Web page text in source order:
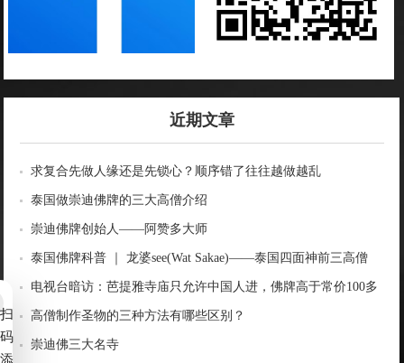
近期文章
求复合先做人缘还是先锁心？顺序错了往往越做越乱
泰国做崇迪佛牌的三大高僧介绍
崇迪佛牌创始人——阿赞多大师
泰国佛牌科普 ｜ 龙婆see(Wat Sakae)——泰国四面神前三高僧
电视台暗访：芭提雅寺庙只允许中国人进，佛牌高于常价100多
倍！
高僧制作圣物的三种方法有哪些区别？
崇迪佛三大名寺
扫
码
添